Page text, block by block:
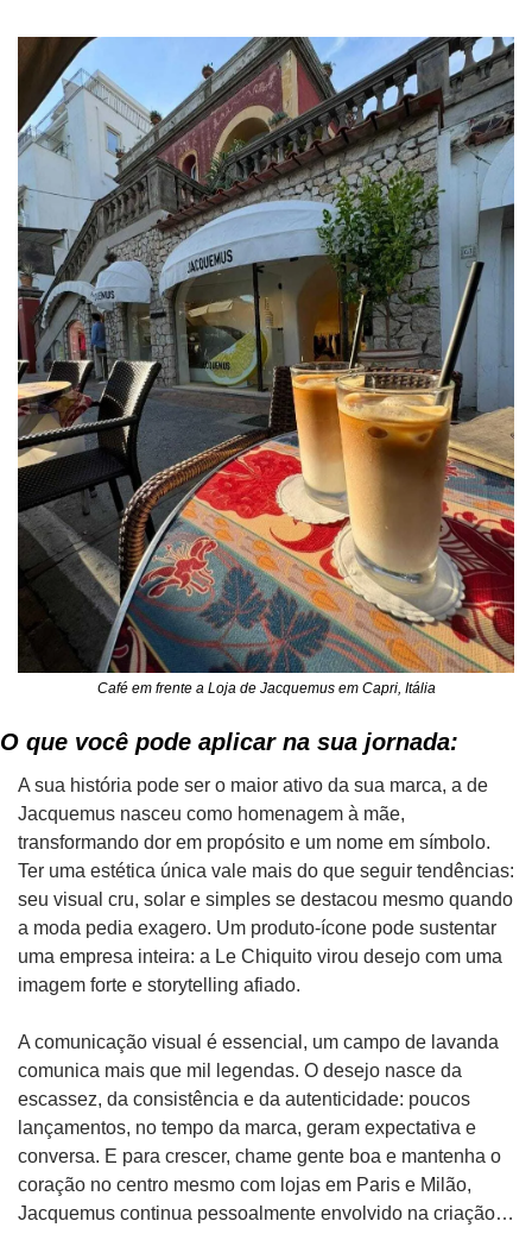
Café em frente a Loja de Jacquemus em Capri, Itália
O que você pode aplicar na sua jornada:
A sua história pode ser o maior ativo da sua marca, a de
Jacquemus nasceu como homenagem à mãe,
transformando dor em propósito e um nome em símbolo.
Ter uma estética única vale mais do que seguir tendências:
seu visual cru, solar e simples se destacou mesmo quando
a moda pedia exagero. Um produto-ícone pode sustentar
uma empresa inteira: a Le Chiquito virou desejo com uma
imagem forte e storytelling afiado.
A comunicação visual é essencial, um campo de lavanda
comunica mais que mil legendas. O desejo nasce da
escassez, da consistência e da autenticidade: poucos
lançamentos, no tempo da marca, geram expectativa e
conversa. E para crescer, chame gente boa e mantenha o
coração no centro mesmo com lojas em Paris e Milão,
Jacquemus continua pessoalmente envolvido na criação…